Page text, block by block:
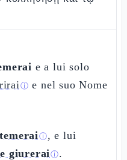
e a lui solo
ⓘ e nel suo Nome
temeraiⓘ, e lui
giureraiⓘ.